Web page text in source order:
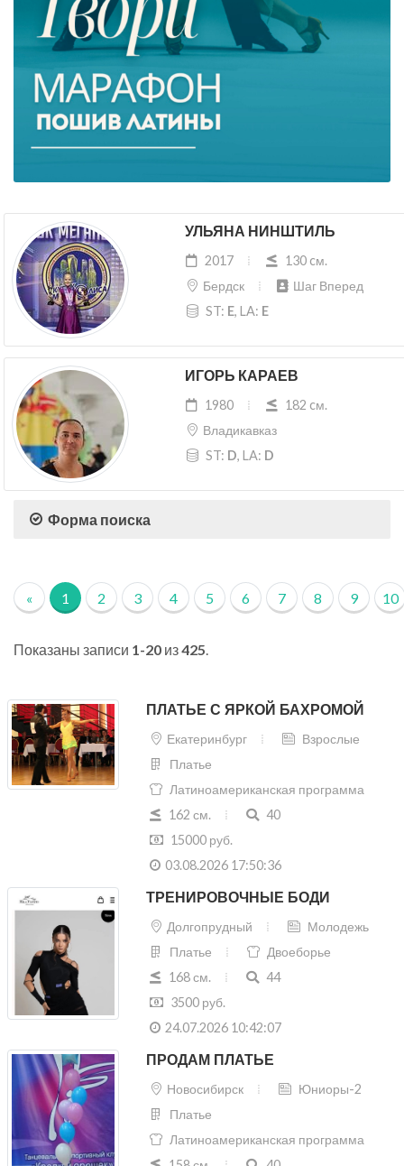
УЛЬЯНА НИНШТИЛЬ
2017
130 cм.
Бердск
Шаг Вперед
ST: E, LA: E
ИГОРЬ КАРАЕВ
1980
182 cм.
Владикавказ
ST: D, LA: D
Форма поиска
« 1 2 3 4 5 6 7 8 9 10
Показаны записи 1-20 из425.
ПЛАТЬЕ С ЯРКОЙ БАХРОМОЙ
Екатеринбург
Взрослые
Платье
Латиноамериканская программа
162 см.
40
15000 руб.
03.08.2026 17:50:36
ТРЕНИРОВОЧНЫЕ БОДИ
Долгопрудный
Молодежь
Платье
Двоеборье
168 см.
44
3500 руб.
24.07.2026 10:42:07
ПРОДАМ ПЛАТЬЕ
Новосибирск
Юниоры-2
Платье
Латиноамериканская программа